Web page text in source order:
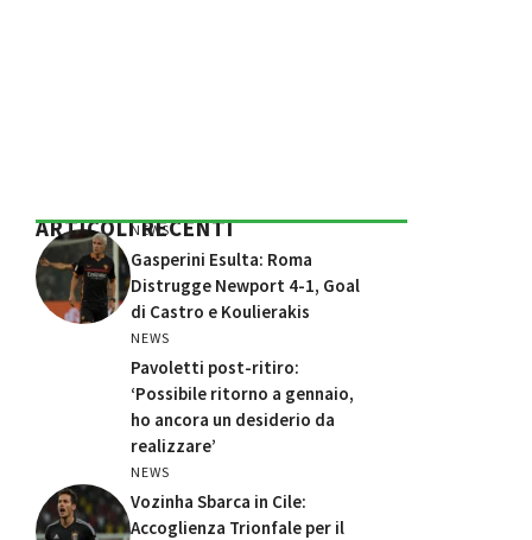
ARTICOLI RECENTI
NEWS
Gasperini Esulta: Roma
Distrugge Newport 4-1, Goal
di Castro e Koulierakis
NEWS
Pavoletti post-ritiro:
‘Possibile ritorno a gennaio,
ho ancora un desiderio da
realizzare’
NEWS
Vozinha Sbarca in Cile:
Accoglienza Trionfale per il